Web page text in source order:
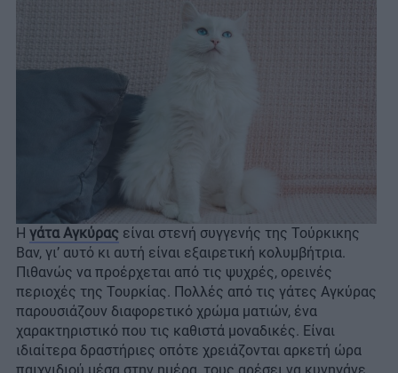
Η γάτα Αγκύρας είναι στενή συγγενής της Τούρκικης
Βαν, γι’ αυτό κι αυτή είναι εξαιρετική κολυμβήτρια.
Πιθανώς να προέρχεται από τις ψυχρές, ορεινές
περιοχές της Τουρκίας. Πολλές από τις γάτες Αγκύρας
παρουσιάζουν διαφορετικό χρώμα ματιών, ένα
χαρακτηριστικό που τις καθιστά μοναδικές. Είναι
ιδιαίτερα δραστήριες οπότε χρειάζονται αρκετή ώρα